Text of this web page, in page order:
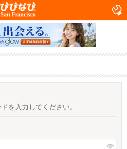
San Francisco
を入力してください。